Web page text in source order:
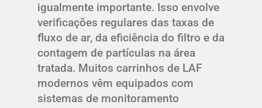
igualmente importante. Isso envolve
verificações regulares das taxas de
fluxo de ar, da eficiência do filtro e da
contagem de partículas na área
tratada. Muitos carrinhos de LAF
modernos vêm equipados com
sistemas de monitoramento